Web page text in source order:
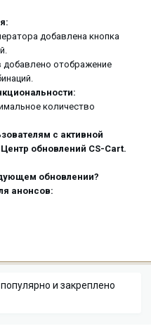
добавлена кнопка
добавлено отображение
количество
с активной
обновлений CS-Cart.
обновлении?
анонсов:
популярно и закреплено